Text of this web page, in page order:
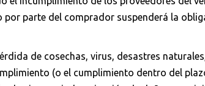
parte del comprador suspenderá la
de cosechas, virus, desastres
(o el cumplimiento dentro del